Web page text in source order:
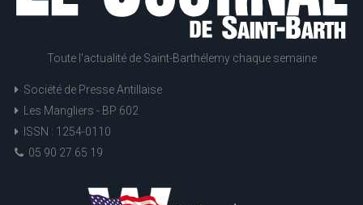
Toute l'actualité de Saint-Barthélemy chaque semaine
Société de Presse Antillaise
Les Mangliers - BP 602
ISSN : 1254-0110
05 90 27 65 19